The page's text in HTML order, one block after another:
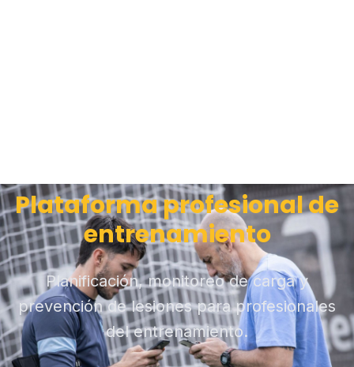
Plataforma profesional de
entrenamiento
Planificación, monitoreo de carga y
prevención de lesiones para profesionales
del entrenamiento.